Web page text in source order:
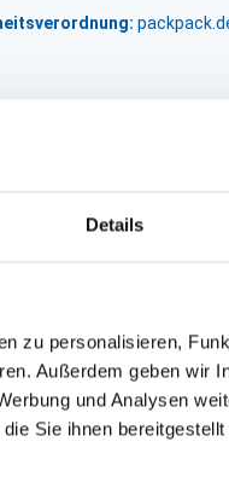
Details
zu personalisieren,
Außerdem geben wir
und Analysen
Sie ihnen